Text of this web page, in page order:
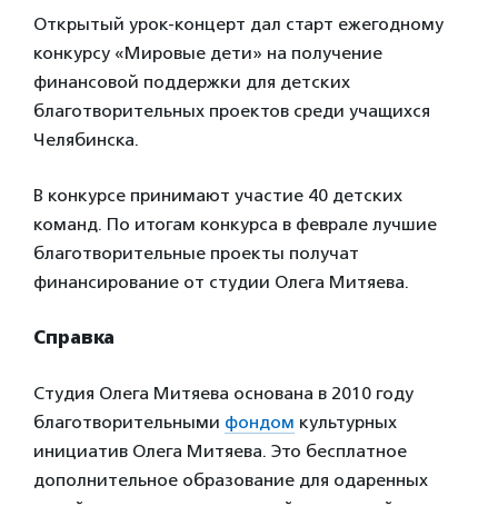
Открытый урок-концерт дал старт ежегодному
конкурсу «Мировые дети» на получение
финансовой поддержки для детских
благотворительных проектов среди учащихся
Челябинска.
В конкурсе принимают участие 40 детских
команд. По итогам конкурса в феврале лучшие
благотворительные проекты получат
финансирование от студии Олега Митяева.
Справка
Студия Олега Митяева основана в 2010 году
благотворительными фондом культурных
инициатив Олега Митяева. Это бесплатное
дополнительное образование для одаренных